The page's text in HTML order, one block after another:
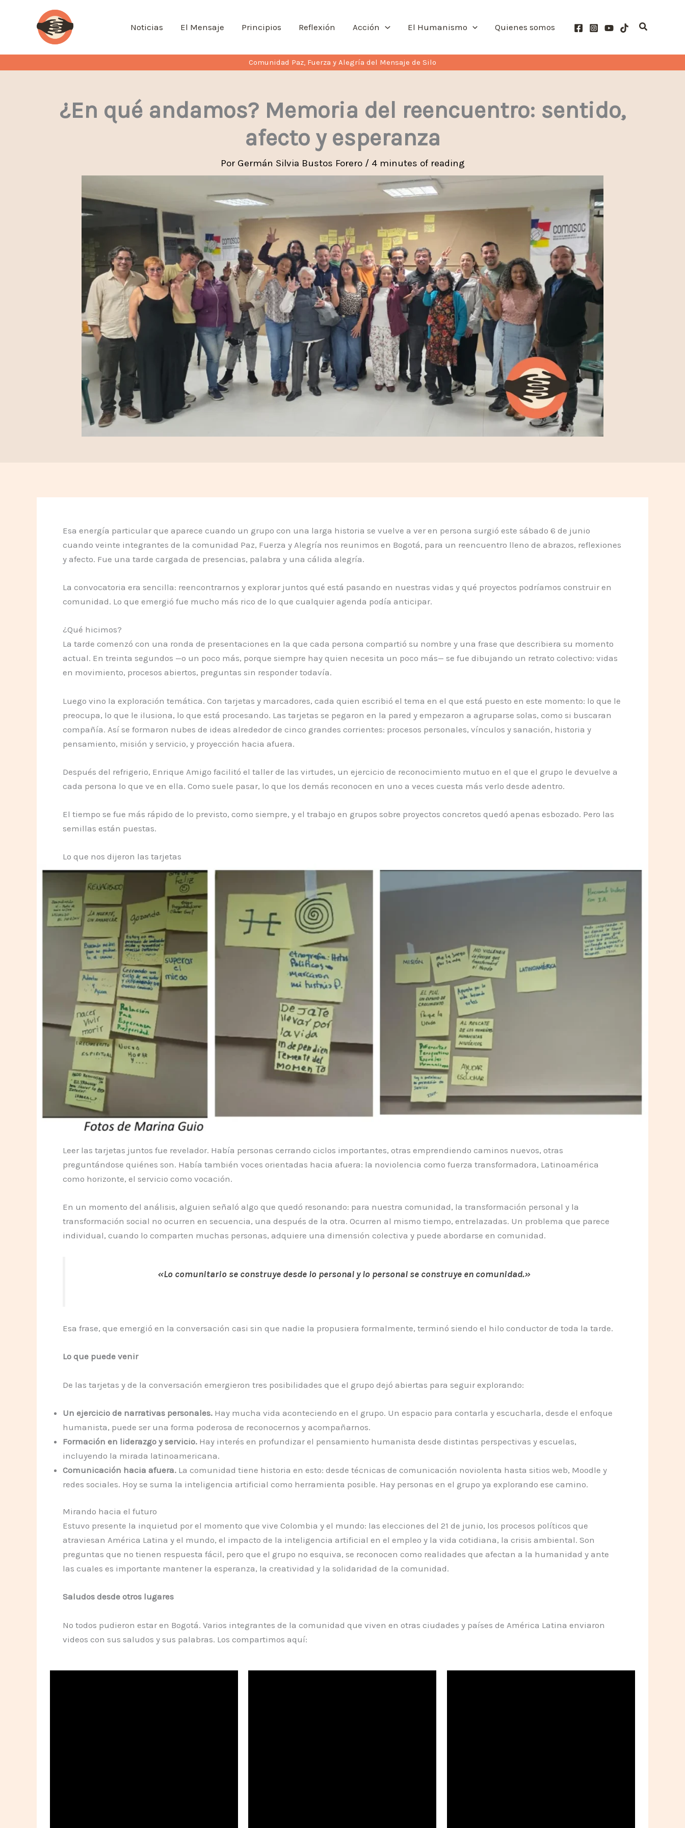
contenido
Noticias El Mensaje Principios Reflexión Acción El Humanismo Quienes somos Buscar
Comunidad Paz, Fuerza y Alegría del Mensaje de Silo
¿En qué andamos? Memoria del reencuentro: sentido,
afecto y esperanza
Por Germán Silvia Bustos Forero / 4 minutes of reading
Esa energía particular que aparece cuando un grupo con una larga historia se vuelve a ver en persona surgió este sábado 6 de junio
cuando veinte integrantes de la comunidad Paz, Fuerza y Alegría nos reunimos en Bogotá, para un reencuentro lleno de abrazos, reflexiones
y afecto. Fue una tarde cargada de presencias, palabra y una cálida alegría.
La convocatoria era sencilla: reencontrarnos y explorar juntos qué está pasando en nuestras vidas y qué proyectos podríamos construir en
comunidad. Lo que emergió fue mucho más rico de lo que cualquier agenda podía anticipar.
¿Qué hicimos?
La tarde comenzó con una ronda de presentaciones en la que cada persona compartió su nombre y una frase que describiera su momento
actual. En treinta segundos —o un poco más, porque siempre hay quien necesita un poco más— se fue dibujando un retrato colectivo: vidas
en movimiento, procesos abiertos, preguntas sin responder todavía.
Luego vino la exploración temática. Con tarjetas y marcadores, cada quien escribió el tema en el que está puesto en este momento: lo que le
preocupa, lo que le ilusiona, lo que está procesando. Las tarjetas se pegaron en la pared y empezaron a agruparse solas, como si buscaran
compañía. Así se formaron nubes de ideas alrededor de cinco grandes corrientes: procesos personales, vínculos y sanación, historia y
pensamiento, misión y servicio, y proyección hacia afuera.
Después del refrigerio, Enrique Amigo facilitó el taller de las virtudes, un ejercicio de reconocimiento mutuo en el que el grupo le devuelve a
cada persona lo que ve en ella. Como suele pasar, lo que los demás reconocen en uno a veces cuesta más verlo desde adentro.
El tiempo se fue más rápido de lo previsto, como siempre, y el trabajo en grupos sobre proyectos concretos quedó apenas esbozado. Pero las
semillas están puestas.
Lo que nos dijeron las tarjetas
Leer las tarjetas juntos fue revelador. Había personas cerrando ciclos importantes, otras emprendiendo caminos nuevos, otras
preguntándose quiénes son. Había también voces orientadas hacia afuera: la noviolencia como fuerza transformadora, Latinoamérica
como horizonte, el servicio como vocación.
En un momento del análisis, alguien señaló algo que quedó resonando: para nuestra comunidad, la transformación personal y la
transformación social no ocurren en secuencia, una después de la otra. Ocurren al mismo tiempo, entrelazadas. Un problema que parece
individual, cuando lo comparten muchas personas, adquiere una dimensión colectiva y puede abordarse en comunidad.
«Lo comunitario se construye desde lo personal y lo personal se construye en comunidad.»
Esa frase, que emergió en la conversación casi sin que nadie la propusiera formalmente, terminó siendo el hilo conductor de toda la tarde.
Lo que puede venir
De las tarjetas y de la conversación emergieron tres posibilidades que el grupo dejó abiertas para seguir explorando:
Un ejercicio de narrativas personales. Hay mucha vida aconteciendo en el grupo. Un espacio para contarla y escucharla, desde el enfoque
humanista, puede ser una forma poderosa de reconocernos y acompañarnos.
Formación en liderazgo y servicio. Hay interés en profundizar el pensamiento humanista desde distintas perspectivas y escuelas,
incluyendo la mirada latinoamericana.
Comunicación hacia afuera. La comunidad tiene historia en esto: desde técnicas de comunicación noviolenta hasta sitios web, Moodle y
redes sociales. Hoy se suma la inteligencia artificial como herramienta posible. Hay personas en el grupo ya explorando ese camino.
Mirando hacia el futuro
Estuvo presente la inquietud por el momento que vive Colombia y el mundo: las elecciones del 21 de junio, los procesos políticos que
atraviesan América Latina y el mundo, el impacto de la inteligencia artificial en el empleo y la vida cotidiana, la crisis ambiental. Son
preguntas que no tienen respuesta fácil, pero que el grupo no esquiva, se reconocen como realidades que afectan a la humanidad y ante
las cuales es importante mantener la esperanza, la creatividad y la solidaridad de la comunidad.
Saludos desde otros lugares
No todos pudieron estar en Bogotá. Varios integrantes de la comunidad que viven en otras ciudades y países de América Latina enviaron
videos con sus saludos y sus palabras. Los compartimos aquí: